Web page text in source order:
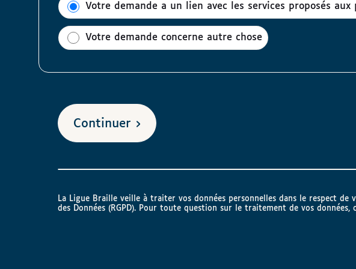
Votre demande a un lien avec les services proposés aux
Votre demande concerne autre chose
Continuer
La Ligue Braille veille à traiter vos données personnelles dans le respect
des Données (RGPD). Pour toute question sur le traitement de vos